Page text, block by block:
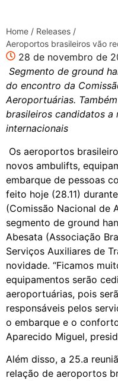
Home / Releases /
Aeroportos brasileiros vão
28 de novembro de
Segmento de ground
do encontro da
Aeroportuárias.
brasileiros candidatos
internacionais
Os aeroportos
novos ambulifts,
embarque de pessoas
feito hoje (28.11)
(Comissão Nacional de
segmento de ground
Abesata (Associação
Serviços Auxiliares de
novidade. “Ficamos
equipamentos serão
aeroportuárias, pois
responsáveis pelos
o embarque e o
Aparecido Miguel,
Além disso, a 25.a
relação de aeroportos